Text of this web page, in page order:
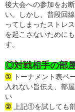
後大会への参加をお
い。しかし、普段回
ってしまったストレ
を起こさないために
す。
◎対戦相手の部
① トーナメント表ペ
入れない旨伝え、部
い
②
上記①を試しても